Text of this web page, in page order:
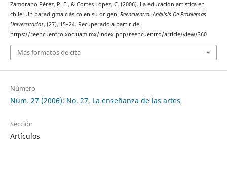
Zamorano Pérez, P. E., & Cortés López, C. (2006). La educación artística en
chile: Un paradigma clásico en su origen. Reencuentro. Análisis De Problemas
Universitarios, (27), 15–24. Recuperado a partir de
https://reencuentro.xoc.uam.mx/index.php/reencuentro/article/view/360
Más formatos de cita
Número
Núm. 27 (2006): No. 27, La enseñanza de las artes
Sección
Artículos